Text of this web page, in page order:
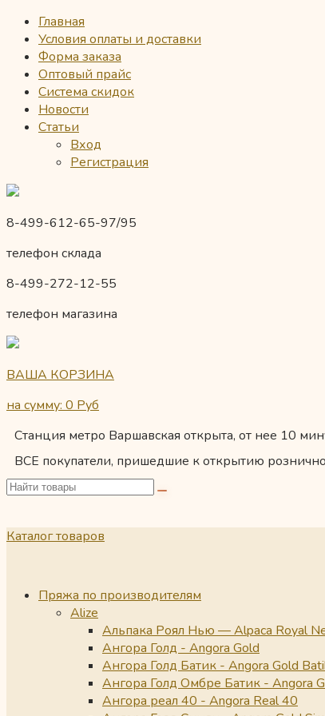
Главная
Условия оплаты и доставки
Форма заказа
Оптовый прайс
Система скидок
Новости
Статьи
Вход
Регистрация
8-499-612-65-97/95
телефон склада
8-499-272-12-55
телефон магазина
ВАША КОРЗИНА
на сумму: 0 Руб
Станция метро Варшавская открыта, от нее 10
ВСЕ покупатели, пришедшие к открытию
Каталог товаров
Пряжа по производителям
Alize
Альпака Роял Нью — Alpaca Royal
Ангора Голд - Angora Gold
Ангора Голд Батик - Angora Gold
Ангора Голд Омбре Батик - Angora
Ангора реал 40 - Angora Real 40